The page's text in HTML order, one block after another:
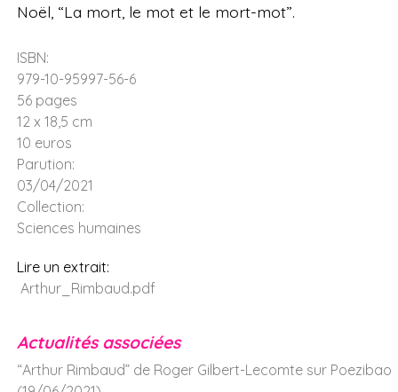
Noël, “La mort, le mot et le mort-mot”.
ISBN:
979-10-95997-56-6
56 pages
12 x 18,5 cm
10 euros
Parution:
03/04/2021
Collection:
Sciences humaines
Lire un extrait:
Arthur_Rimbaud.pdf
Actualités associées
“Arthur Rimbaud” de Roger Gilbert-Lecomte sur Poezibao